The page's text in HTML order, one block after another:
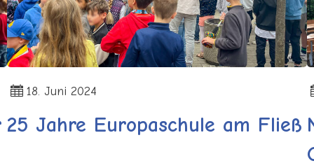
18. Juni 2024
25 Jahre Europaschule am Fließ